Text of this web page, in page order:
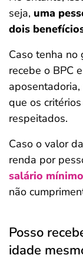
seja, uma
dois
Caso tenha
recebe o BPC
aposentadoria,
que os
respeitados.
Caso o valor
renda por
salário mínimo
não
Posso
idade